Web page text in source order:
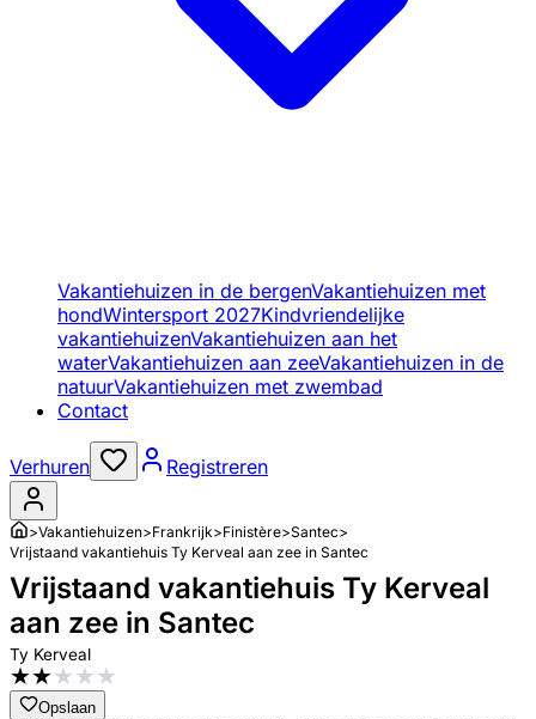
Vakantiehuizen in de bergenVakantiehuizen met
hondWintersport 2027Kindvriendelijke
vakantiehuizenVakantiehuizen aan het
waterVakantiehuizen aan zeeVakantiehuizen in de
natuurVakantiehuizen met zwembad
Contact
Verhuren Registreren
>Vakantiehuizen>Frankrijk>Finistère>Santec>
Vrijstaand vakantiehuis Ty Kerveal aan zee in Santec
Vrijstaand vakantiehuis Ty Kerveal
aan zee in Santec
Ty Kerveal
★★★★★
Opslaan